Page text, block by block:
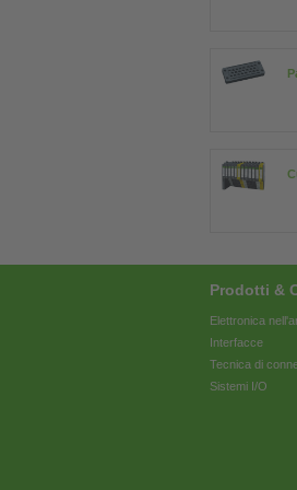
Prodotti &
Elettronica
Interfacce
Tecnica di
Sistemi I/O